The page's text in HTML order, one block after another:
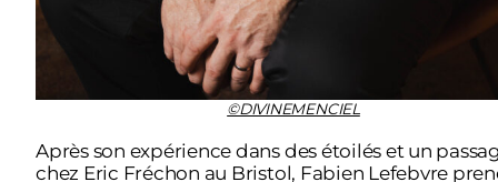
©DIVINEMENCIEL
Après son expérience dans des étoilés et un
chez Eric Fréchon au Bristol, Fabien Lefebvre